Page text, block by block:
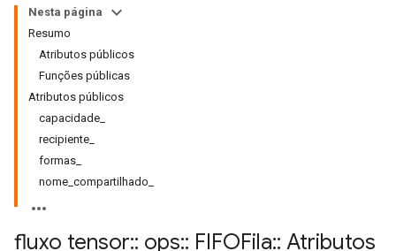
Nesta página
Resumo
Atributos públicos
Funções públicas
Atributos públicos
capacidade_
recipiente_
formas_
nome_compartilhado_
fluxo tensor:: ops:: FIFOFila:: Atributos